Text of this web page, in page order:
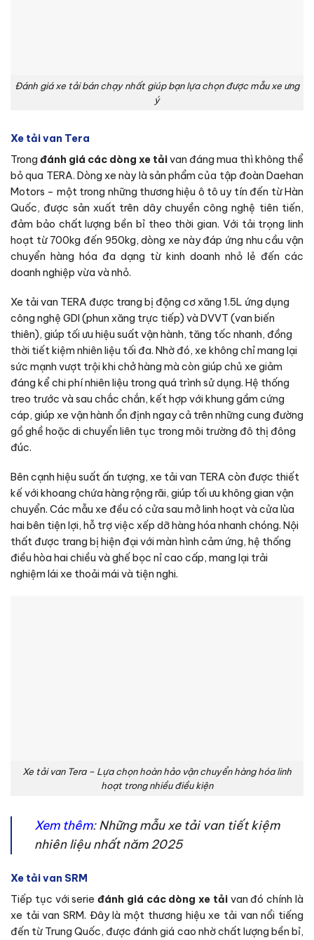
Đánh giá xe tải bán chạy nhất giúp bạn lựa chọn được mẫu xe ưng
ý
Xe tải van Tera
Trong đánh giá các dòng xe tảivan đáng mua thì không thể
bỏ qua TERA. Dòng xe này là sản phẩm của tập đoàn Daehan
Motors – một trong những thương hiệu ô tô uy tín đến từ Hàn
Quốc, được sản xuất trên dây chuyền công nghệ tiên tiến,
đảm bảo chất lượng bền bỉ theo thời gian. Với tải trọng linh
hoạt từ 700kg đến 950kg, dòng xe này đáp ứng nhu cầu vận
chuyển hàng hóa đa dạng từ kinh doanh nhỏ lẻ đến các
doanh nghiệp vừa và nhỏ.
Xe tải van TERA được trang bị động cơ xăng 1.5L ứng dụng
công nghệ GDI (phun xăng trực tiếp) và DVVT (van biến
thiên), giúp tối ưu hiệu suất vận hành, tăng tốc nhanh, đồng
thời tiết kiệm nhiên liệu tối đa. Nhờ đó, xe không chỉ mang lại
sức mạnh vượt trội khi chở hàng mà còn giúp chủ xe giảm
đáng kể chi phí nhiên liệu trong quá trình sử dụng. Hệ thống
treo trước và sau chắc chắn, kết hợp với khung gầm cứng
cáp, giúp xe vận hành ổn định ngay cả trên những cung đường
gồ ghề hoặc di chuyển liên tục trong môi trường đô thị đông
đúc.
Bên cạnh hiệu suất ấn tượng, xe tải van TERA còn được thiết
kế với khoang chứa hàng rộng rãi, giúp tối ưu không gian vận
chuyển. Các mẫu xe đều có cửa sau mở linh hoạt và cửa lùa
hai bên tiện lợi, hỗ trợ việc xếp dỡ hàng hóa nhanh chóng. Nội
thất được trang bị hiện đại với màn hình cảm ứng, hệ thống
điều hòa hai chiều và ghế bọc nỉ cao cấp, mang lại trải
nghiệm lái xe thoải mái và tiện nghi.
Xe tải van Tera – Lựa chọn hoàn hảo vận chuyển hàng hóa linh
hoạt trong nhiều điều kiện
Xem thêm:Những mẫu xe tải van tiết kiệm
nhiên liệu nhất năm 2025
Xe tải van SRM
Tiếp tục với serieđánh giá các dòng xe tảivan đó chính là
xe tải van SRM. Đây là một thương hiệu xe tải van nổi tiếng
đến từ Trung Quốc, được đánh giá cao nhờ chất lượng bền bỉ,